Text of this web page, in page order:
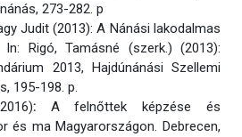
273-282. p
Judit (2013): A Nánási lakodalmas
Rigó, Tamásné (szerk.) (2013):
2013, Hajdúnánási Szellemi
195-198. p.
:A felnőttek képzése és
és ma Magyarországon. Debrecen,